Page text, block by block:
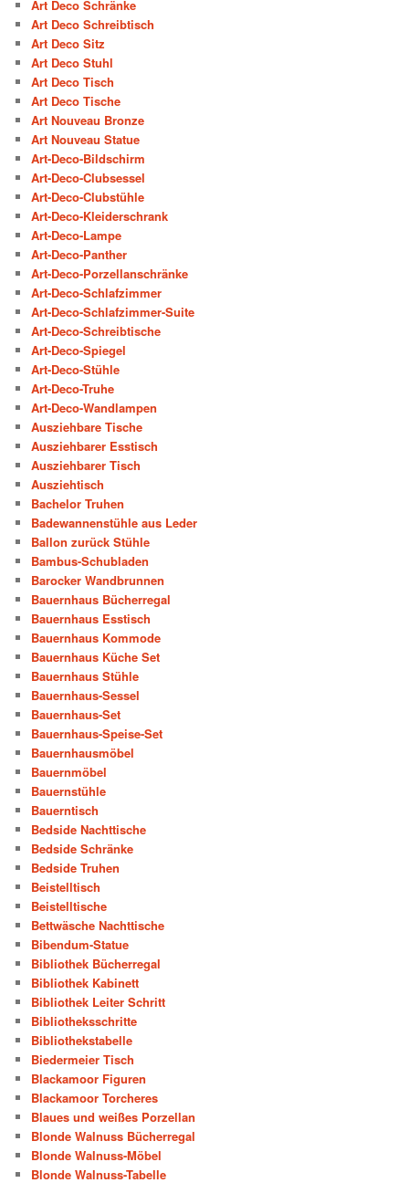
Art Deco Schränke
Art Deco Schreibtisch
Art Deco Sitz
Art Deco Stuhl
Art Deco Tisch
Art Deco Tische
Art Nouveau Bronze
Art Nouveau Statue
Art-Deco-Bildschirm
Art-Deco-Clubsessel
Art-Deco-Clubstühle
Art-Deco-Kleiderschrank
Art-Deco-Lampe
Art-Deco-Panther
Art-Deco-Porzellanschränke
Art-Deco-Schlafzimmer
Art-Deco-Schlafzimmer-Suite
Art-Deco-Schreibtische
Art-Deco-Spiegel
Art-Deco-Stühle
Art-Deco-Truhe
Art-Deco-Wandlampen
Ausziehbare Tische
Ausziehbarer Esstisch
Ausziehbarer Tisch
Ausziehtisch
Bachelor Truhen
Badewannenstühle aus Leder
Ballon zurück Stühle
Bambus-Schubladen
Barocker Wandbrunnen
Bauernhaus Bücherregal
Bauernhaus Esstisch
Bauernhaus Kommode
Bauernhaus Küche Set
Bauernhaus Stühle
Bauernhaus-Sessel
Bauernhaus-Set
Bauernhaus-Speise-Set
Bauernhausmöbel
Bauernmöbel
Bauernstühle
Bauerntisch
Bedside Nachttische
Bedside Schränke
Bedside Truhen
Beistelltisch
Beistelltische
Bettwäsche Nachttische
Bibendum-Statue
Bibliothek Bücherregal
Bibliothek Kabinett
Bibliothek Leiter Schritt
Bibliotheksschritte
Bibliothekstabelle
Biedermeier Tisch
Blackamoor Figuren
Blackamoor Torcheres
Blaues und weißes Porzellan
Blonde Walnuss Bücherregal
Blonde Walnuss-Möbel
Blonde Walnuss-Tabelle